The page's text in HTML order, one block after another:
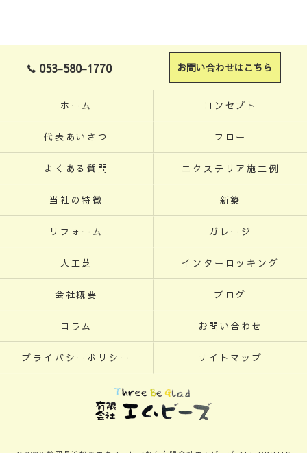
053-580-1770 お問い合わせはこちら
ホーム コンセプト
代表あいさつ フロー
よくある質問 エクステリア施工例
当社の特徴 新築
リフォーム ガレージ
人工芝 インターロッキング
会社概要 ブログ
コラム お問い合わせ
プライバシーポリシー サイトマップ